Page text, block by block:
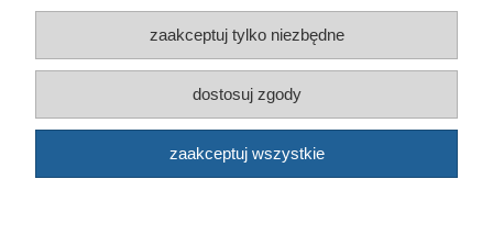
© artbud.pl - Wszelkie prawa zastrzeżone
Sklep internetowy Shoper.pl
zaakceptuj tylko niezbędne
dostosuj zgody
zaakceptuj wszystkie